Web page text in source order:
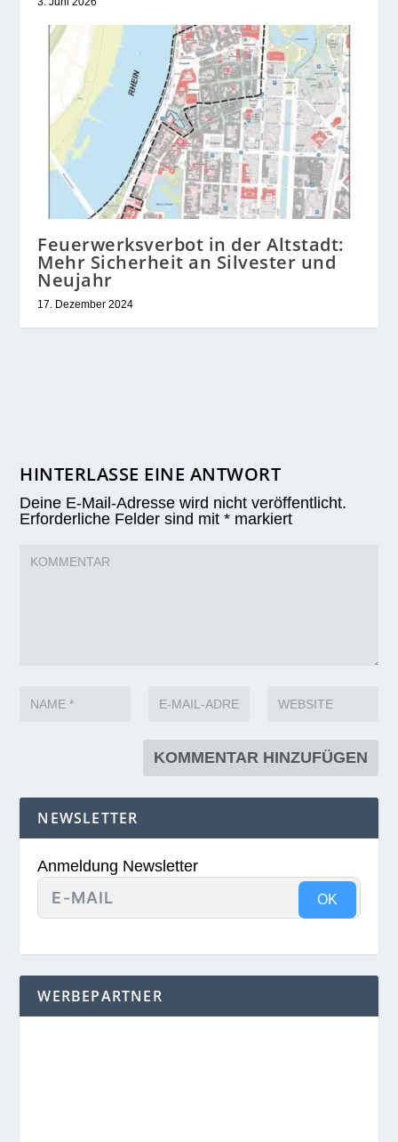
Feuerwerksverbot in der Altstadt:
Mehr Sicherheit an Silvester und
Neujahr
17. Dezember 2024
HINTERLASSE EINE ANTWORT
Deine E-Mail-Adresse wird nicht veröffentlicht.
Erforderliche Felder sind mit* markiert
NEWSLETTER
Anmeldung Newsletter
OK
WERBEPARTNER